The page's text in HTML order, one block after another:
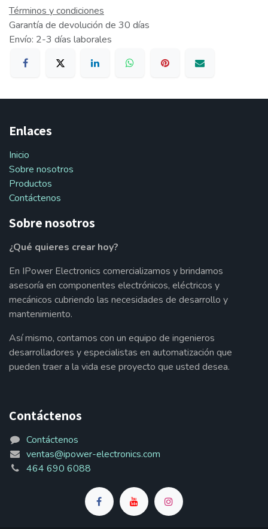
Términos y condiciones
Garantía de devolución de 30 días
Envío: 2-3 días laborales
Enlaces
Inicio
Sobre nosotros
Productos
Contáctenos
Sobre nosotros
¿Qué quieres crear hoy?
En IPower Electronics comercializamos y brindamos
asesoría en componentes electrónicos, eléctricos y
mecánicos cubriendo las necesidades de desarrollo y
mantenimiento.
Así mismo, contamos con un equipo de ingenieros
desarrolladores y especialistas en automatización que
pueden traer a la vida ese proyecto que usted desea.
Contáctenos
Contáctenos
ventas@ipower-electronics.com
464 690 6088